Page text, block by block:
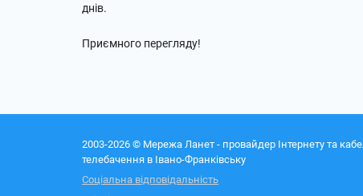
днів.
Приємного перегляду!
2003-2026 © Мережа Ланет - провайдер Інтернету та
телебачення в Івано-Франківську
Соціальна відповідальність